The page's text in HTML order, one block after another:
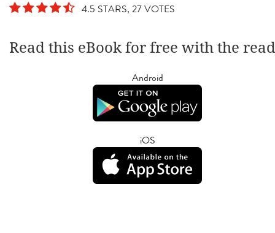
4.5 STARS, 27 VOTES
Read this eBook for free with the
Android
iOS